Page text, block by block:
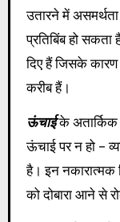
उतारने में असमर्थता
प्रतिबिंब हो
दिए हैं जिसके कारण
करीब हैं।
ऊंचाईके अतार्किक
ऊंचाई पर न हो –
है। इन नकारात्मक
को दोबारा आने से